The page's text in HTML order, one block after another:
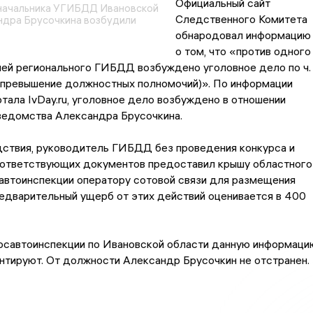
УГИБДД Ивановской
Брусочкина возбудили
Официальный сайт
Следственного Комитета
обнародовал информацию
о том, что «против одного
регионального ГИБДД возбуждено уголовное дело по ч.
должностных полномочий)». По информации
IvDay.ru, уголовное дело возбуждено в отношении
Александра Брусочкина.
руководитель ГИБДД без проведения конкурса и
документов предоставил крышу областного
оператору сотовой связи для размещения
ущерб от этих действий оценивается в 400
по Ивановской области данную
От должности Александр Брусочкин не отстранен.